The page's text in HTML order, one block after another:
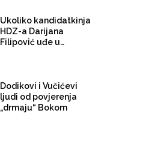
Ukoliko kandidatkinja
HDZ-a Darijana
Filipović uđe u
Dodikovi i Vučićevi
ljudi od povjerenja
„drmaju“ Bokom